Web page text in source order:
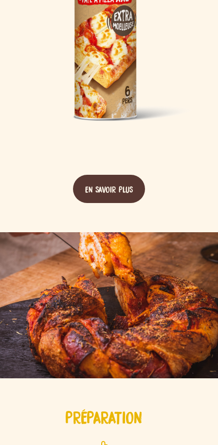
EN SAVOIR PLUS
PRÉPARATION